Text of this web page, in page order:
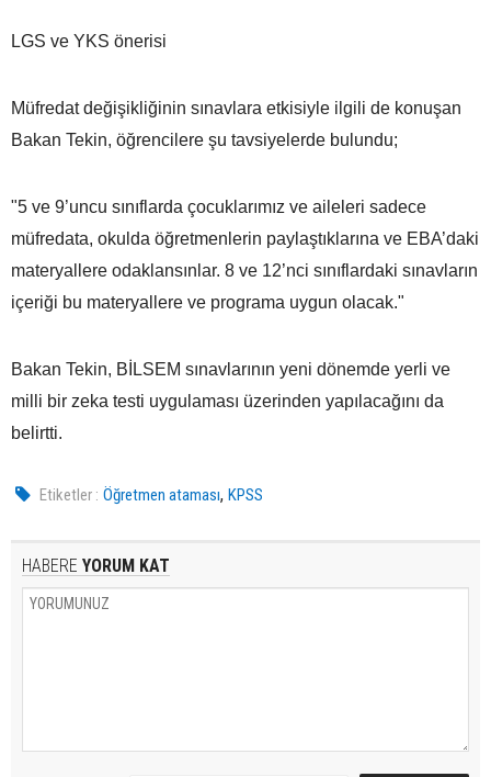
LGS ve YKS önerisi
Müfredat değişikliğinin sınavlara etkisiyle ilgili de konuşan
Bakan Tekin, öğrencilere şu tavsiyelerde bulundu;
"5 ve 9’uncu sınıflarda çocuklarımız ve aileleri sadece
müfredata, okulda öğretmenlerin paylaştıklarına ve EBA’daki
materyallere odaklansınlar. 8 ve 12’nci sınıflardaki sınavların
içeriği bu materyallere ve programa uygun olacak."
Bakan Tekin, BİLSEM sınavlarının yeni dönemde yerli ve
milli bir zeka testi uygulaması üzerinden yapılacağını da
belirtti.
Etiketler : Öğretmen ataması,KPSS
HABERE YORUM KAT